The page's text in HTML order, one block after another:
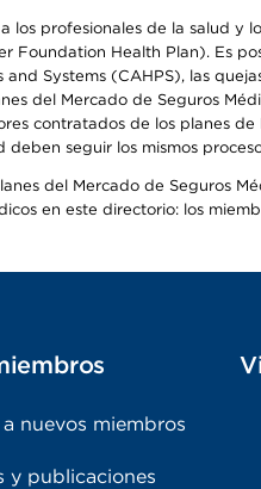
profesionales de la salud y
Foundation Health Plan). Es
Systems (CAHPS), las
del Mercado de Seguros
contratados de los planes de
seguir los mismos
del Mercado de Seguros
en este directorio: los
nuevos miembros
y publicaciones